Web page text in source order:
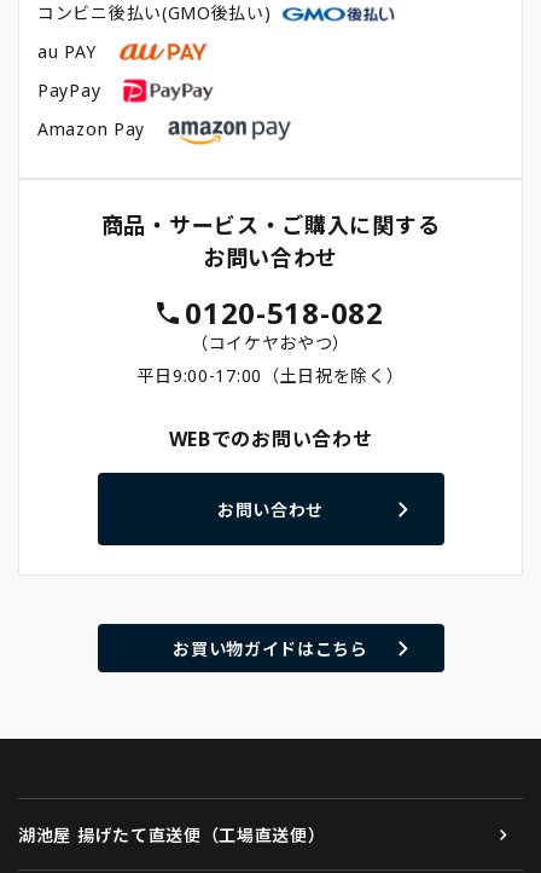
コンビニ後払い(GMO後払い)
au PAY
PayPay
Amazon Pay
商品・サービス・ご購入に関する
お問い合わせ
0120-518-082
（コイケヤおやつ）
平日9:00-17:00（土日祝を除く）
WEBでのお問い合わせ
お問い合わせ
お買い物ガイドはこちら
湖池屋 揚げたて直送便（工場直送便）